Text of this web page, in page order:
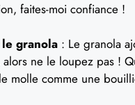
faites-moi confiance !
granola : Le granola
ne le loupez pas !
molle comme une